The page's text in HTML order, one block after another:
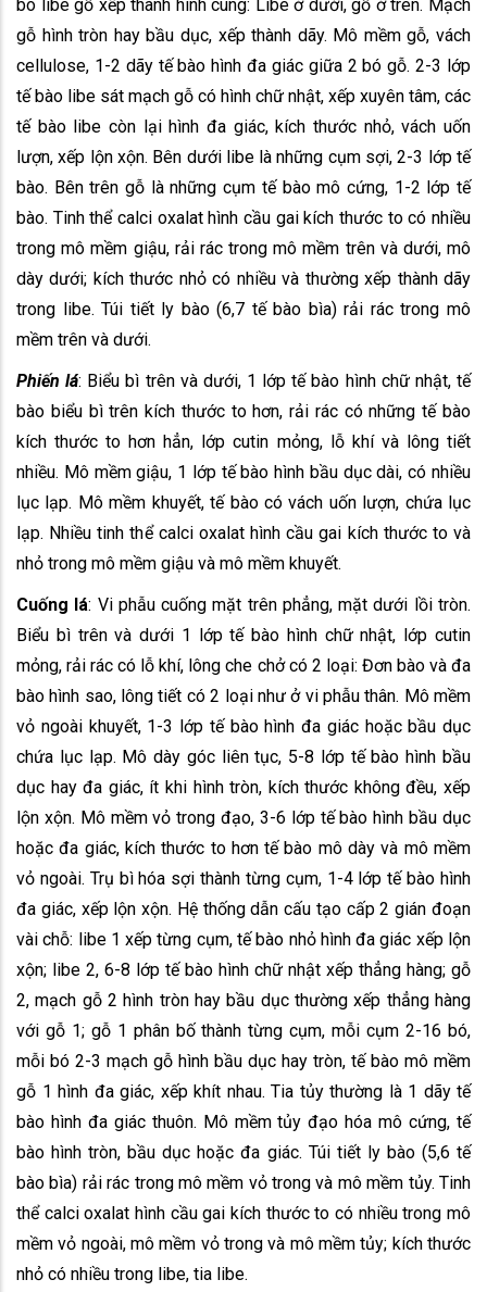
bó libe gỗ xếp thành hình cung: Libe ở dưới, gỗ ở trên. Mạch
gỗ hình tròn hay bầu dục, xếp thành dãy. Mô mềm gỗ, vách
cellulose, 1-2 dãy tế bào hình đa giác giữa 2 bó gỗ. 2-3 lớp
tế bào libe sát mạch gỗ có hình chữ nhật, xếp xuyên tâm, các
tế bào libe còn lại hình đa giác, kích thước nhỏ, vách uốn
lượn, xếp lộn xộn. Bên dưới libe là những cụm sợi, 2-3 lớp tế
bào. Bên trên gỗ là những cụm tế bào mô cứng, 1-2 lớp tế
bào. Tinh thể calci oxalat hình cầu gai kích thước to có nhiều
trong mô mềm giậu, rải rác trong mô mềm trên và dưới, mô
dày dưới; kích thước nhỏ có nhiều và thường xếp thành dãy
trong libe. Túi tiết ly bào (6,7 tế bào bìa) rải rác trong mô
mềm trên và dưới.
Phiến lá: Biểu bì trên và dưới, 1 lớp tế bào hình chữ nhật, tế
bào biểu bì trên kích thước to hơn, rải rác có những tế bào
kích thước to hơn hẳn, lớp cutin mỏng, lỗ khí và lông tiết
nhiều. Mô mềm giậu, 1 lớp tế bào hình bầu dục dài, có nhiều
lục lạp. Mô mềm khuyết, tế bào có vách uốn lượn, chứa lục
lạp. Nhiều tinh thể calci oxalat hình cầu gai kích thước to và
nhỏ trong mô mềm giậu và mô mềm khuyết.
Cuống lá: Vi phẫu cuống mặt trên phẳng, mặt dưới lồi tròn.
Biểu bì trên và dưới 1 lớp tế bào hình chữ nhật, lớp cutin
mỏng, rải rác có lỗ khí, lông che chở có 2 loại: Đơn bào và đa
bào hình sao, lông tiết có 2 loại như ở vi phẫu thân. Mô mềm
vỏ ngoài khuyết, 1-3 lớp tế bào hình đa giác hoặc bầu dục
chứa lục lạp. Mô dày góc liên tục, 5-8 lớp tế bào hình bầu
dục hay đa giác, ít khi hình tròn, kích thước không đều, xếp
lộn xộn. Mô mềm vỏ trong đạo, 3-6 lớp tế bào hình bầu dục
hoặc đa giác, kích thước to hơn tế bào mô dày và mô mềm
vỏ ngoài. Trụ bì hóa sợi thành từng cụm, 1-4 lớp tế bào hình
đa giác, xếp lộn xộn. Hệ thống dẫn cấu tạo cấp 2 gián đoạn
vài chỗ: libe 1 xếp từng cụm, tế bào nhỏ hình đa giác xếp lộn
xộn; libe 2, 6-8 lớp tế bào hình chữ nhật xếp thẳng hàng; gỗ
2, mạch gỗ 2 hình tròn hay bầu dục thường xếp thẳng hàng
với gỗ 1; gỗ 1 phân bố thành từng cụm, mỗi cụm 2-16 bó,
mỗi bó 2-3 mạch gỗ hình bầu dục hay tròn, tế bào mô mềm
gỗ 1 hình đa giác, xếp khít nhau. Tia tủy thường là 1 dãy tế
bào hình đa giác thuôn. Mô mềm tủy đạo hóa mô cứng, tế
bào hình tròn, bầu dục hoặc đa giác. Túi tiết ly bào (5,6 tế
bào bìa) rải rác trong mô mềm vỏ trong và mô mềm tủy. Tinh
thể calci oxalat hình cầu gai kích thước to có nhiều trong mô
mềm vỏ ngoài, mô mềm vỏ trong và mô mềm tủy; kích thước
nhỏ có nhiều trong libe, tia libe.